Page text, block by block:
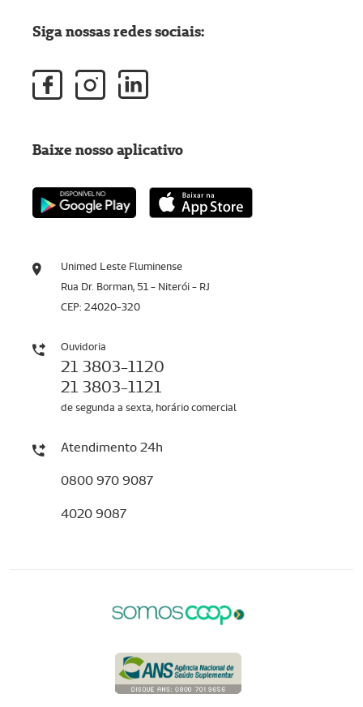
Unimed Leste Fluminense
Rua Dr. Borman, 51 - Niterói - RJ
CEP: 24020-320
Ouvidoria
21 3803-1120
21 3803-1121
de segunda a sexta, horário comercial
Atendimento 24h
0800 970 9087
4020 9087
Siga nossas redes sociais:
Baixe nosso aplicativo